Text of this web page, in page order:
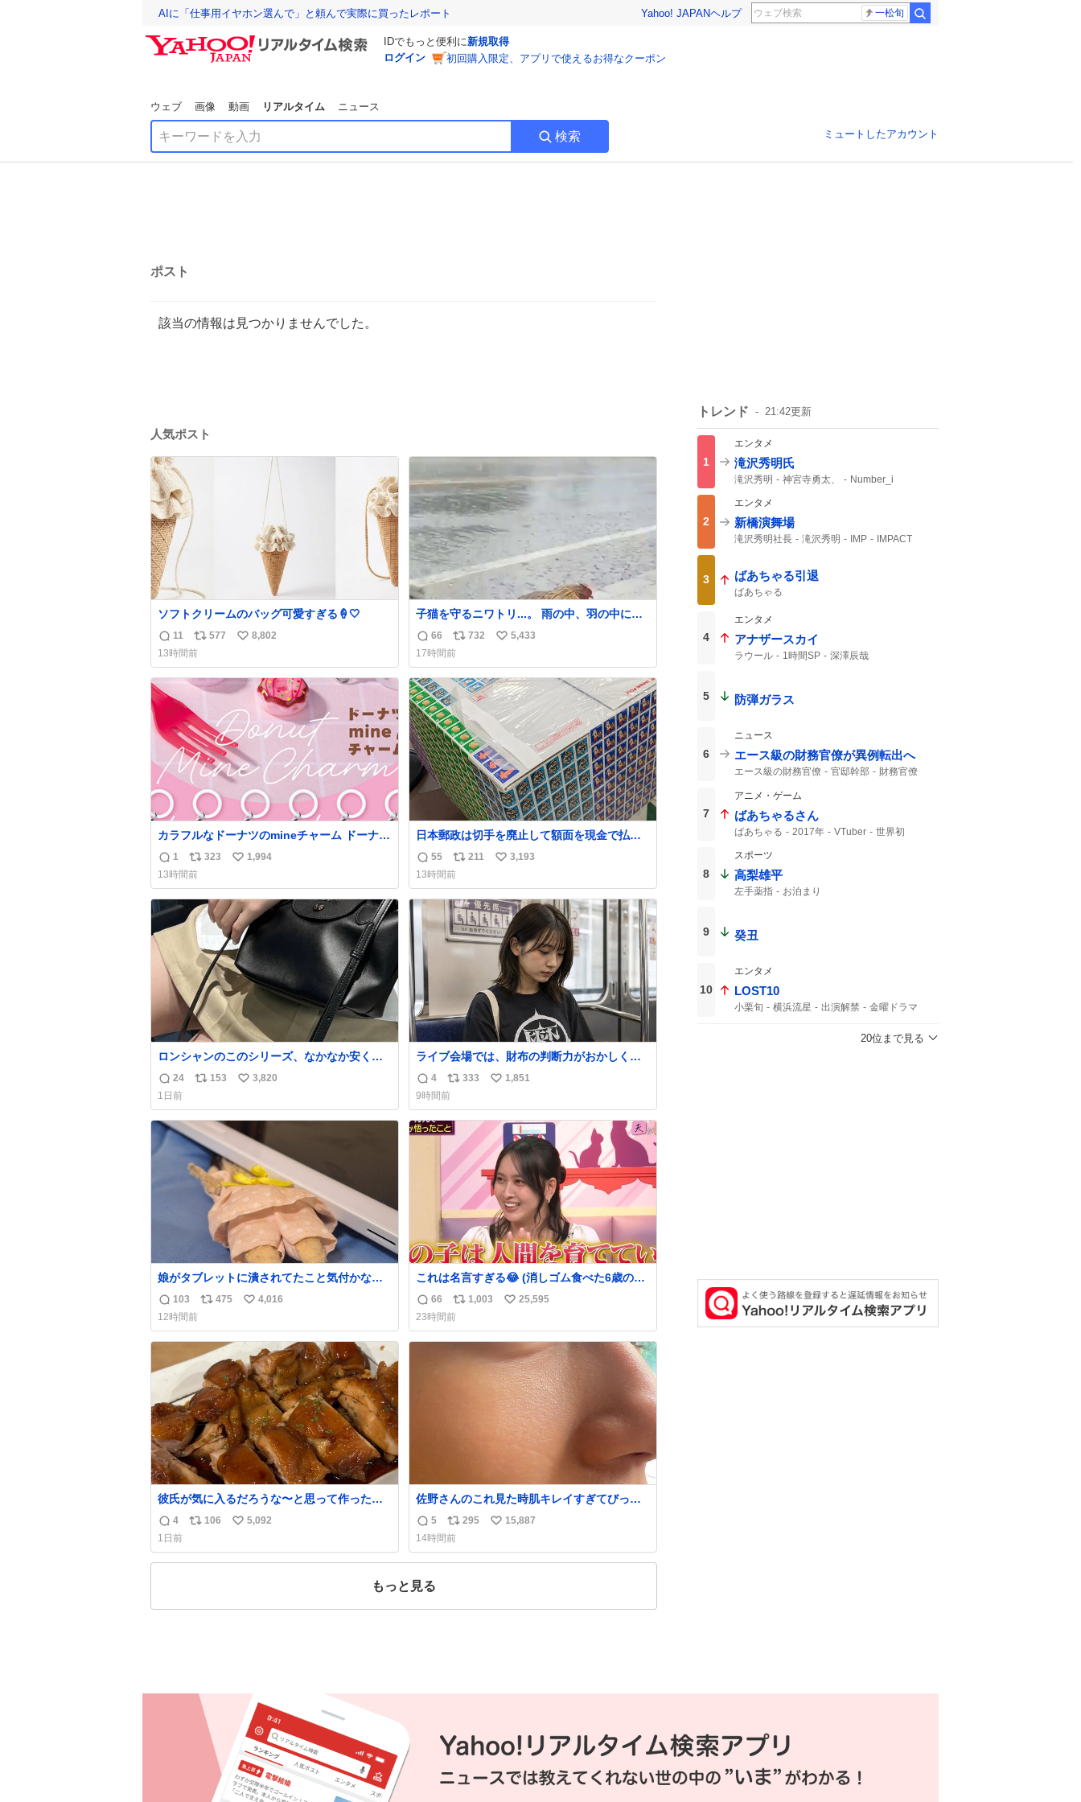
AIに「仕事用イヤホン選んで」と頼んで実際に買ったレポート Yahoo! JAPANヘルプ 一松旬
IDでもっと便利に新規取得
ログイン
初回購入限定、アプリで使えるお得なクーポン
ウェブ 画像 動画 リアルタイム ニュース
検索 ミュートしたアカウント
ポスト
該当の情報は見つかりませんでした。
人気ポスト
ソフトクリームのバッグ可愛すぎる🍦🤍
返
信
数
11
リ
ポ
ス
ト
数
577
い
ね
数
8,802
13時間前
子猫を守るニワトリ...。 雨の中、羽の中に子
猫を入れて守る姿に感動した！！ 愛は種族を
超える！
返
信
数
66
リ
ポ
ス
ト
数
732
い
ね
数
5,433
17時間前
カラフルなドーナツのmineチャーム ドーナツ
のMine charm マインチャーム
fumuo.jp/view/item/0000…
返
信
数
1
リ
ポ
ス
ト
数
323
い
ね
数
1,994
13時間前
日本郵政は切手を廃止して額面を現金で払い
戻せ2026 #日本郵政 @JapanPostHD_PR
返
信
数
55
リ
ポ
ス
ト
数
211
い
ね
数
3,193
13時間前
ロンシャンのこのシリーズ、なかなか安くな
らないのにセール価格になってる🖤✨レザー
なのが反則級にかわいい。持ってるだけでコ
ーデが格上げされる。
返
信
数
24
リ
ス
ト
数
153
い
ね
数
3,820
1日前
ライブ会場では、財布の判断力がおかしくな
る。
返
信
数
4
リ
ポ
ス
ト
数
333
い
ね
数
1,851
9時間前
娘がタブレットに潰されてたこと気付かなか
った。 旦那だけは娘の波長を感じ取れるから
声出せずともSOSが伝わったらしい。 急いで
旦那が救出して、泣きじゃくる娘に自分も謝
って抱きしめようとしたら、ビンタされてし
まった。3回ほど。 小さい手だけど、地味に
痛い。 その後、娘は旦那に泣きついてた。
返
信
数
103
リ
ス
ト
数
475
い
ね
数
4,016
12時間前
これは名言すぎる😂 (消しゴム食べた6歳の弟
を思い出しながら)
返
信
数
66
リ
ポ
ス
ト
1,003
い
ね
数
25,595
23時間前
彼氏が気に入るだろうな〜と思って作ったら
想像の何倍も美味しい美味しい言ってくれて
嬉しい
返
信
数
4
リ
ス
106
い
ね
5,092
1日前
佐野さんのこれ見た時肌キレイすぎてびっく
りしたし、やはりアイドルって体型･肌管理す
ごすぎる
返
信
数
5
リ
ポ
ス
295
い
ね
15,887
14時間前
もっと見る
トレンド 21:42更新
1
エンタメ
滝沢秀明氏
滝沢秀明 神宮寺勇太、 Number_i
2
エンタメ
新橋演舞場
滝沢秀明社長 滝沢秀明 IMP
IMPACT
3 ばあちゃる引退
ばあちゃる
4
エンタメ
アナザースカイ
ラウール 1時間SP 深澤辰哉
5 防弾ガラス
6
ニュース
エース級の財務官僚が異例転出へ
エース級の財務官僚 官邸幹部 財務官僚
7
アニメ・ゲーム
ばあちゃるさん
ばあちゃる 2017年 VTuber 世界初
8
スポーツ
高梨雄平
左手薬指 お泊まり
9 癸丑
10
エンタメ
LOST10
小栗旬 横浜流星 出演解禁
金曜ドラマ
20位まで見る